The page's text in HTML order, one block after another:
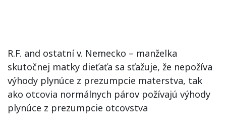
R.F. and ostatní v. Nemecko – manželka
skutočnej matky dieťaťa sa sťažuje, že nepožíva
výhody plynúce z prezumpcie materstva, tak
ako otcovia normálnych párov požívajú výhody
plynúce z prezumpcie otcovstva